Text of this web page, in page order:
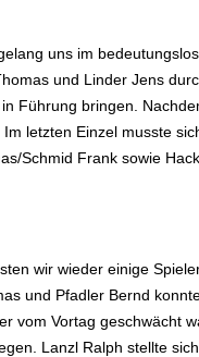
uns im
und Linder Jens
Führung bringen.
letzten Einzel musste
Schmid Frank sowie
wir wieder einige
und Pfadler Bernd
vom Vortag geschwächt
Lanzl Ralph stellte